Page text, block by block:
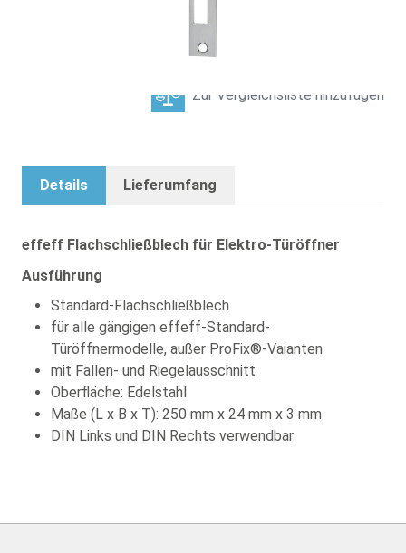
Zur Vergleichsliste hinzufügen
Details Lieferumfang
effeff Flachschließblech für Elektro-Türöffner
Ausführung
Standard-Flachschließblech
für alle gängigen effeff-Standard-
Türöffnermodelle, außer ProFix®-Vaianten
mit Fallen- und Riegelausschnitt
Oberfläche: Edelstahl
Maße (L x B x T): 250 mm x 24 mm x 3 mm
DIN Links und DIN Rechts verwendbar